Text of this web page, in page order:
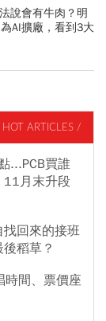
說會有牛肉？明
AI擴廠，看到3大
ARTICLES /
...PCB買誰
11月末升段
回來的接班
稻草？
間、票價座